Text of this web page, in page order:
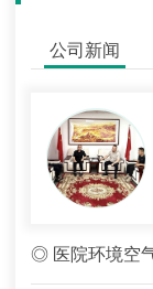
公司新闻